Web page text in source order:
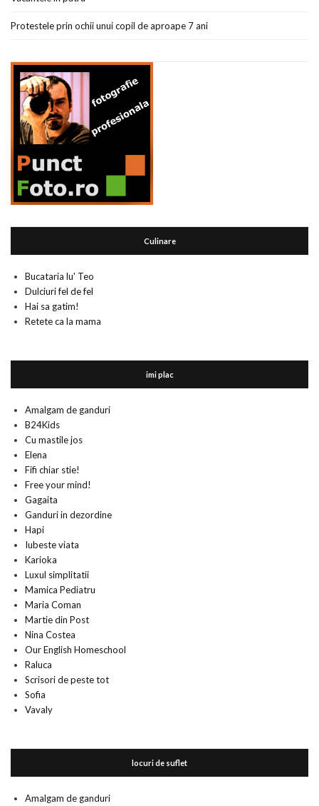
Protestele prin ochii unui copil de aproape 7 ani
Culinare
Bucataria lu' Teo
Dulciuri fel de fel
Hai sa gatim!
Retete ca la mama
imi plac
Amalgam de ganduri
B24Kids
Cu mastile jos
Elena
Fifi chiar stie!
Free your mind!
Gagaita
Ganduri in dezordine
Hapi
Iubeste viata
Karioka
Luxul simplitatii
Mamica Pediatru
Maria Coman
Martie din Post
Nina Costea
Our English Homeschool
Raluca
Scrisori de peste tot
Sofia
Vavaly
locuri de suflet
Amalgam de ganduri